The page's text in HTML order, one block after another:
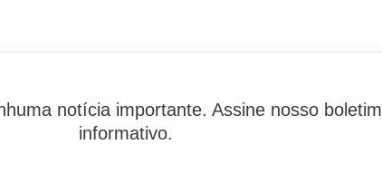
notícia importante. Assine nosso boletim
informativo.